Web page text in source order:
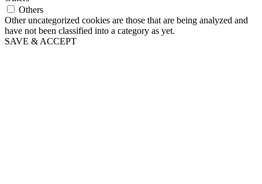
Others
Other uncategorized cookies are those that are being analyzed and
have not been classified into a category as yet.
SAVE & ACCEPT